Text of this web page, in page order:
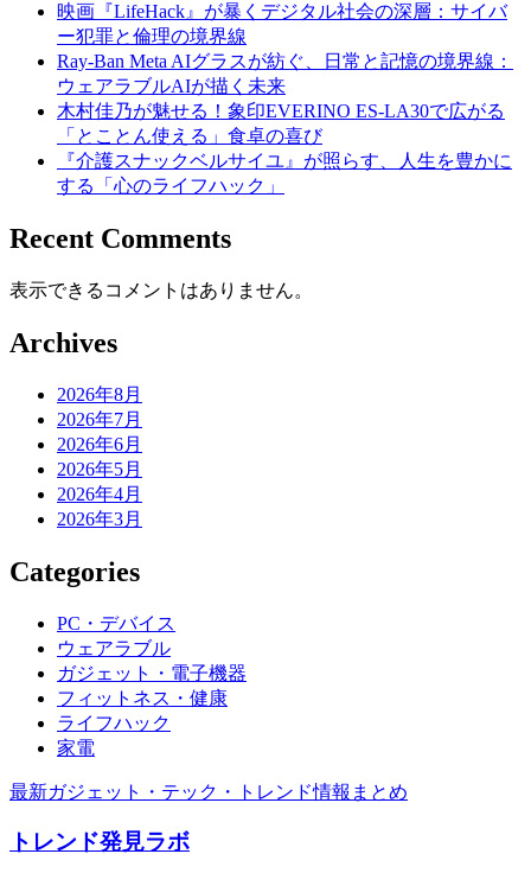
映画『LifeHack』が暴くデジタル社会の深層：サイバ
ー犯罪と倫理の境界線
Ray-Ban Meta AIグラスが紡ぐ、日常と記憶の境界線：
ウェアラブルAIが描く未来
木村佳乃が魅せる！象印EVERINO ES-LA30で広がる
「とことん使える」食卓の喜び
『介護スナックベルサイユ』が照らす、人生を豊かに
する「心のライフハック」
Recent Comments
表示できるコメントはありません。
Archives
2026年8月
2026年7月
2026年6月
2026年5月
2026年4月
2026年3月
Categories
PC・デバイス
ウェアラブル
ガジェット・電子機器
フィットネス・健康
ライフハック
家電
最新ガジェット・テック・トレンド情報まとめ
トレンド発見ラボ